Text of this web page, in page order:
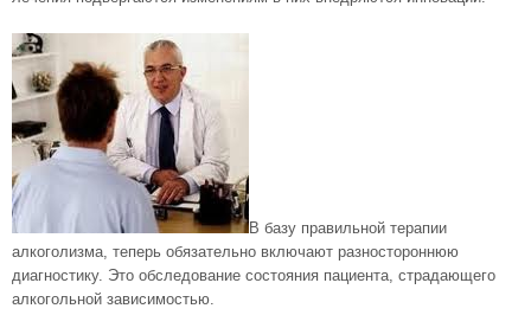
В базу правильной терапии
алкоголизма, теперь обязательно включают разностороннюю
диагностику. Это обследование состояния пациента, страдающего
алкогольной зависимостью.